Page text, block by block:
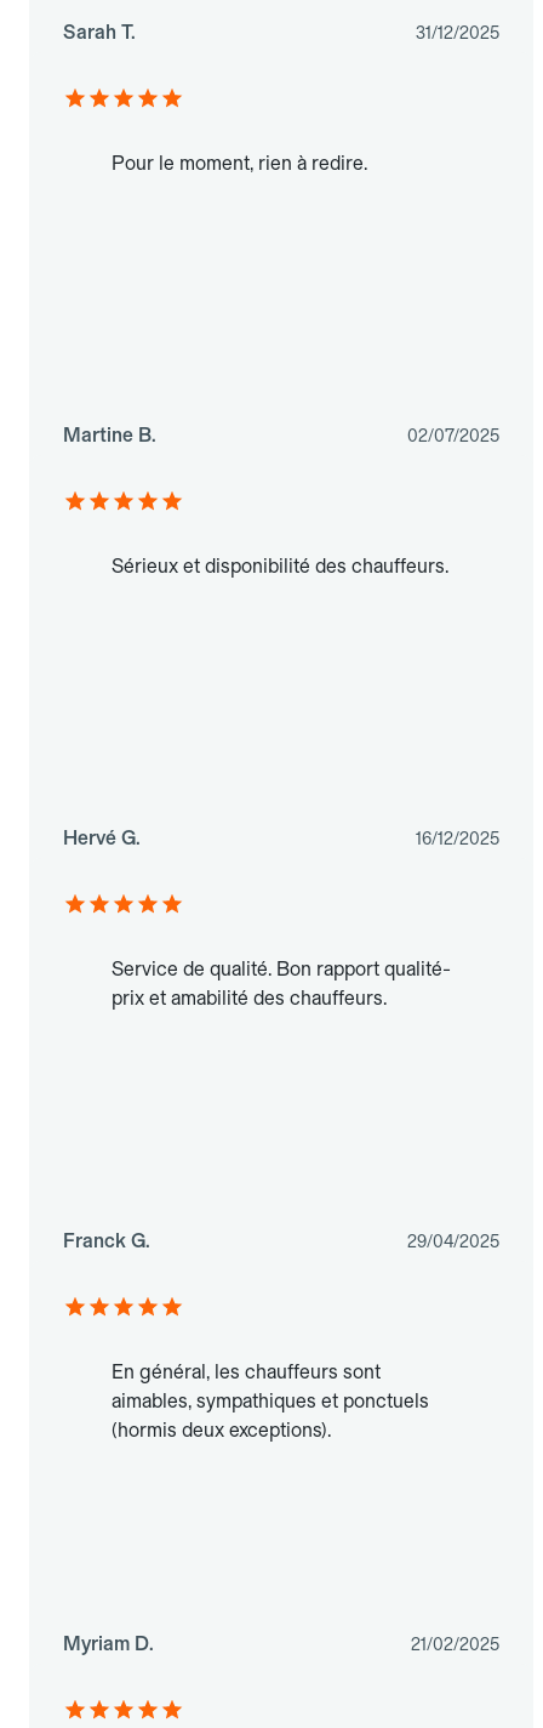
Sarah T. 31/12/2025
Pour le moment, rien à redire.
Martine B. 02/07/2025
Sérieux et disponibilité des chauffeurs.
Hervé G. 16/12/2025
Service de qualité. Bon rapport qualité-
prix et amabilité des chauffeurs.
Franck G. 29/04/2025
En général, les chauffeurs sont
aimables, sympathiques et ponctuels
(hormis deux exceptions).
Myriam D. 21/02/2025